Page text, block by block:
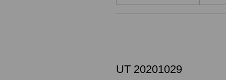
UT 20201029